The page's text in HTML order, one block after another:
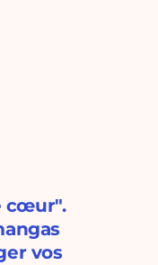
cœur".
vos